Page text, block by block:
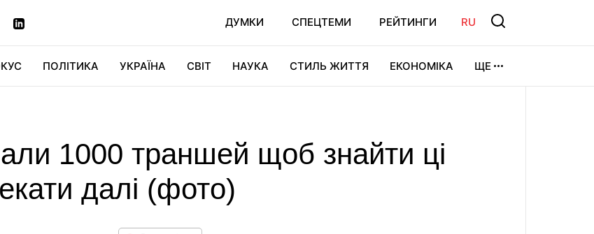
ДУМКИ СПЕЦТЕМИ РЕЙТИНГИ RU
ПОЛІТИКА УКРАЇНА СВІТ НАУКА СТИЛЬ ЖИТТЯ ЕКОНОМІКА ЩЕ
1000 траншей щоб знайти ці
далі (фото)